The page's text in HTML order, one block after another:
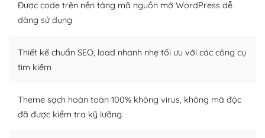
thiết kế tốt, bạn có thể tự sửa đổi. Nếu không bạn có thể
tìm kiếm chúng trên Internet hoặc nhờ chuyên gia.
– Sở hữu một cộng đồng lớn, sẵn sàng hỗ trợ
khổng lồ được kiểm duyệt bởi các nhân viên và những
người cuồng tín WordPress.
Được code trên nền tảng mã nguồn mở WordPress dễ
dàng sử dụng
Thiết kế chuẩn SEO, load nhanh nhẹ tối ưu với các công cụ
tìm kiếm
Theme sạch hoàn toàn 100% không virus, không mã độc
đã được kiểm tra kỹ lưỡng.